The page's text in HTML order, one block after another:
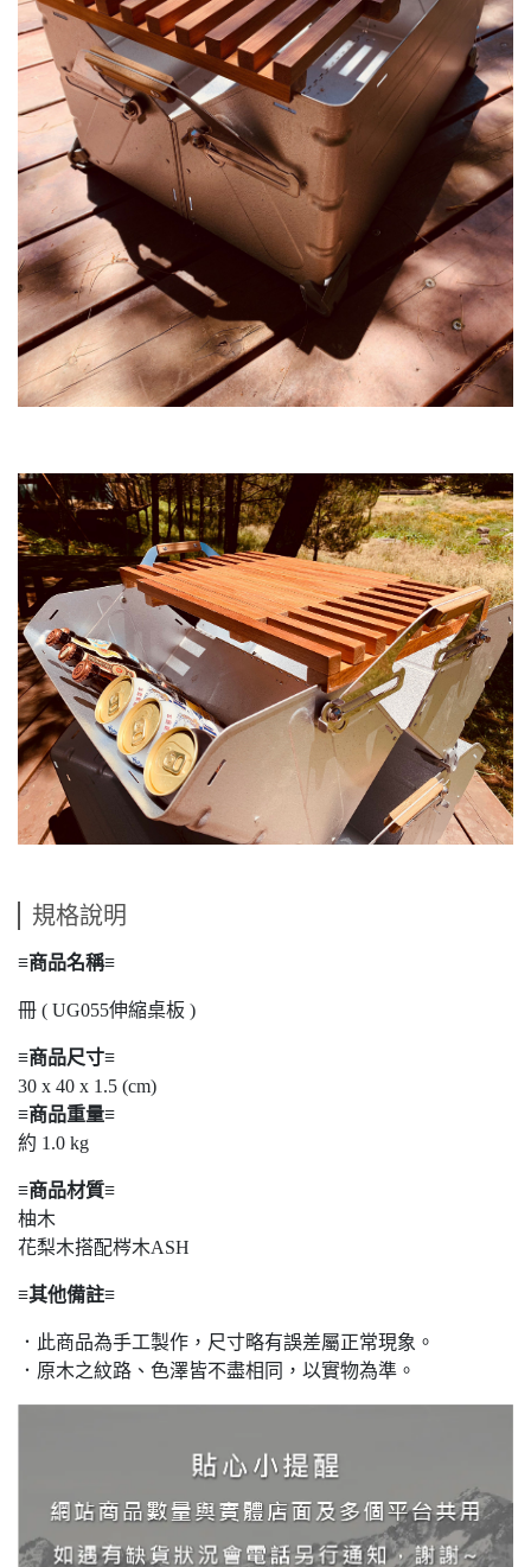
規格說明
≡商品名稱≡
冊 ( UG055伸縮桌板 )
≡商品尺寸≡
30 x 40 x 1.5 (cm)
≡商品重量≡
約 1.0 kg
≡商品材質≡
柚木
花梨木搭配梣木ASH
≡其他備註≡
．此商品為手工製作，尺寸略有誤差屬正常現象。
．原木之紋路、色澤皆不盡相同，以實物為準。